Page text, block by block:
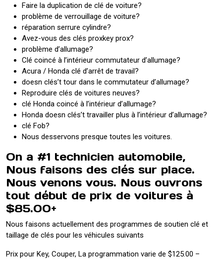
Faire la duplication de clé de voiture?
problème de verrouillage de voiture?
réparation serrure cylindre?
Avez-vous des clés proxkey prox?
problème d’allumage?
Clé coincé à l’intérieur commutateur d’allumage?
Acura / Honda clé d’arrêt de travail?
doesn clés’t tour dans le commutateur d’allumage?
Reproduire clés de voitures neuves?
clé Honda coincé à l’intérieur d’allumage?
Honda doesn clés’t travailler plus à l’intérieur d’allumage?
clé Fob?
Nous desservons presque toutes les voitures.
On a #1 technicien automobile,
Nous faisons des clés sur place.
Nous venons vous. Nous ouvrons
tout début de prix de voitures à
$85.00+
Nous faisons actuellement des programmes de soutien clé et
taillage de clés pour les véhicules suivants
Prix ​​pour Key, Couper, La programmation varie de $125.00 –